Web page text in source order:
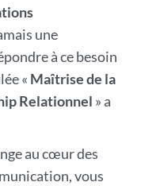
une
à ce besoin
« Maîtrise de la
Relationnel » a
au cœur des
vous